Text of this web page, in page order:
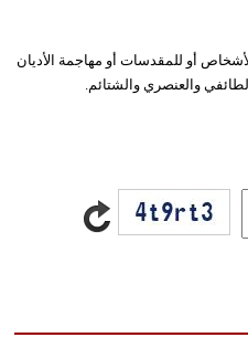
أو للمقدسات أو مهاجمة الأديان
والعنصري والشتائم.